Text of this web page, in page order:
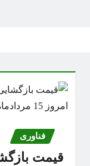
فناوری
قیمت